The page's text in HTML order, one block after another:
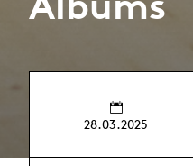
28.03.2025